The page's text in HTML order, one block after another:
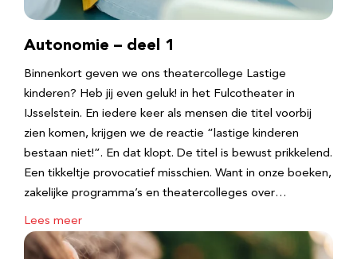
Autonomie – deel 1
Binnenkort geven we ons theatercollege Lastige
kinderen? Heb jij even geluk! in het Fulcotheater in
IJsselstein. En iedere keer als mensen die titel voorbij
zien komen, krijgen we de reactie “lastige kinderen
bestaan niet!”. En dat klopt. De titel is bewust prikkelend.
Een tikkeltje provocatief misschien. Want in onze boeken,
zakelijke programma’s en theatercolleges over…
Lees meer